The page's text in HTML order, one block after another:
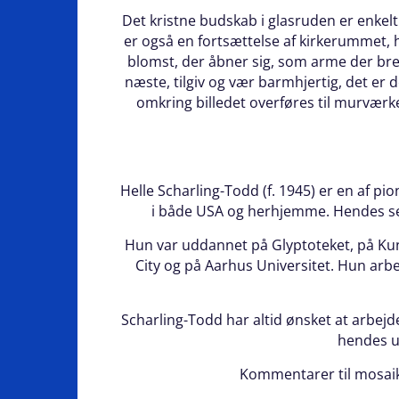
Det kristne budskab i glasruden er
er også en fortsættelse af kirkerummet,
blomst, der åbner sig, som arme der
næste, tilgiv og vær barmhjertig, det er
omkring billedet overføres til
Helle Scharling-Todd (f. 1945) er en af
i både USA og herhjemme.
Hun var uddannet på Glyptoteket, på
City og på Aarhus Universitet. Hun
Scharling-Todd har altid ønsket at
hendes
Kommentarer til